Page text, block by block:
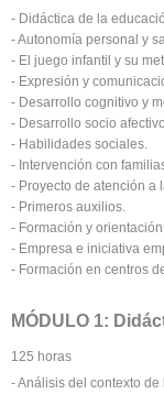
- Didáctica de la
- Autonomía personal y
- El juego infantil y su
- Expresión y
- Desarrollo cognitivo y
- Desarrollo socio afectivo.
- Habilidades sociales.
- Intervención con
- Proyecto de atención a
- Primeros auxilios.
- Formación y orientación
- Empresa e iniciativa
- Formación en centros
MÓDULO 1:
125 horas
- Análisis del contexto de